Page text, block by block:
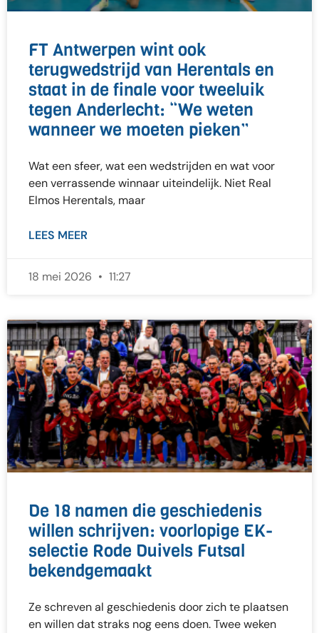
FT Antwerpen wint ook
terugwedstrijd van Herentals en
staat in de finale voor tweeluik
tegen Anderlecht: “We weten
wanneer we moeten pieken”
Wat een sfeer, wat een wedstrijden en wat voor
een verrassende winnaar uiteindelijk. Niet Real
Elmos Herentals, maar
LEES MEER
18 mei 2026 11:27
De 18 namen die geschiedenis
willen schrijven: voorlopige EK-
selectie Rode Duivels Futsal
bekendgemaakt
Ze schreven al geschiedenis door zich te plaatsen
en willen dat straks nog eens doen. Twee weken